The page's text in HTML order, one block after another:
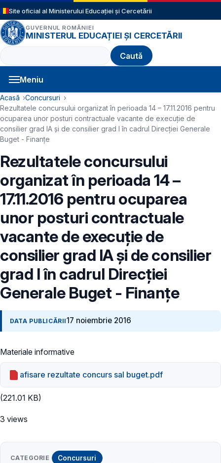
Sari la conținutul principal
Site oficial al Ministerului Educației și Cercetării
GUVERNUL ROMÂNIEI
MINISTERUL EDUCAȚIEI ȘI CERCETĂRII
Caută
Meniu
Navigație principală
Cale de navigare
Acasă
Concursuri
Rezultatele concursului organizat în perioada 14 – 17.11.2016 pentru
ocuparea unor posturi contractuale vacante de execuție de
consilier grad IA și de consilier grad I în cadrul Direcției Generale
Buget - Finanțe
Rezultatele concursului
organizat în perioada 14 –
17.11.2016 pentru ocuparea
unor posturi contractuale
vacante de execuție de
consilier grad IA și de consilier
grad I în cadrul Direcției
Generale Buget - Finanțe
DATA PUBLICĂRII17 noiembrie 2016
Materiale informative
afisare rezultate concurs sal buget.pdf
(221.01 KB)
3 views
CATEGORIE Concursuri